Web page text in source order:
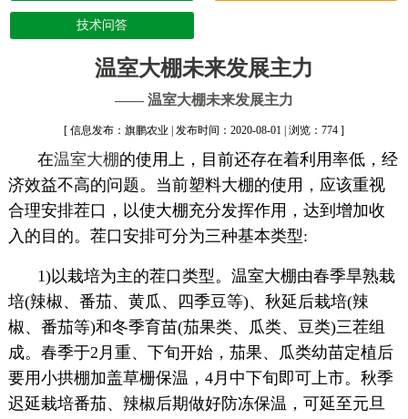
技术问答
温室大棚未来发展主力
—— 温室大棚未来发展主力
[ 信息发布：旗鹏农业 | 发布时间：2020-08-01 | 浏览：774 ]
在温室大棚的使用上，目前还存在着利用率低，经
济效益不高的问题。当前塑料大棚的使用，应该重视
合理安排茬口，以使大棚充分发挥作用，达到增加收
入的目的。茬口安排可分为三种基本类型:
1)以栽培为主的茬口类型。温室大棚由春季旱熟栽
培(辣椒、番茄、黄瓜、四季豆等)、秋延后栽培(辣
椒、番茄等)和冬季育苗(茄果类、瓜类、豆类)三茬组
成。春季于2月重、下旬开始，茄果、瓜类幼苗定植后
要用小拱棚加盖草栅保温，4月中下旬即可上市。秋季
迟延栽培番茄、辣椒后期做好防冻保温，可延至元旦